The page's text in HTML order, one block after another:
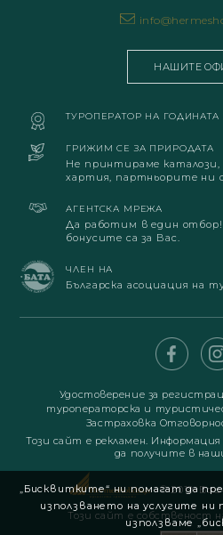
НАШИТЕ
ТУРОПЕРАТОР НА ГОДИНАТА
ГРИЖИМ СЕ ЗА ПРИРОДАТА
Не принтираме каталози,
хартия, партньорите ни
АГЕНТСКА МРЕЖА
Да работим в един
бонусите са за Вас.
ЧЛЕН НА
Българска асоциация на
Удостоверение за
туроператорска и
Застраховка
Този сайт е рекламен.
да получите в
© 2019.
Този сайт е собственост
„Бисквитките“ ни помагат да
използването на услугите
използваме